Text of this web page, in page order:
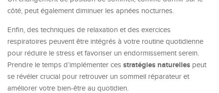
côté, peut également diminuer les apnées nocturnes.
Enfin, des techniques de relaxation et des exercices
respiratoires peuvent être intégrés à votre routine quotidienne
pour réduire le stress et favoriser un endormissement serein.
Prendre le temps d’implémenter ces stratégies naturelles peut
se révéler crucial pour retrouver un sommeil réparateur et
améliorer votre bien-être au quotidien.